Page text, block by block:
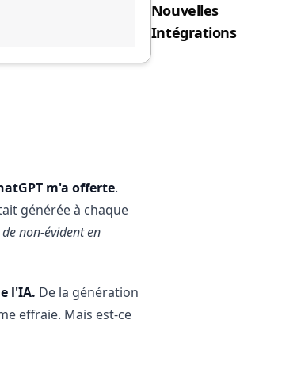
Nouvelles
Intégrations
m'a offerte.
générée à chaque
non-évident en
l'IA. De la génération
effraie. Mais est-ce